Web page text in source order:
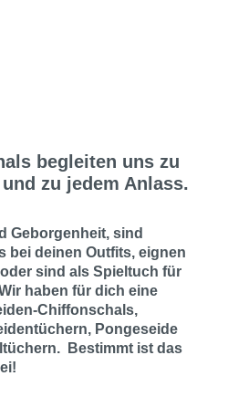
begleiten uns zu
zu jedem Anlass.
Geborgenheit, sind
bei deinen Outfits, eignen
sind als Spieltuch für
haben für dich eine
Chiffonschals,
Pongeseide
Bestimmt ist das